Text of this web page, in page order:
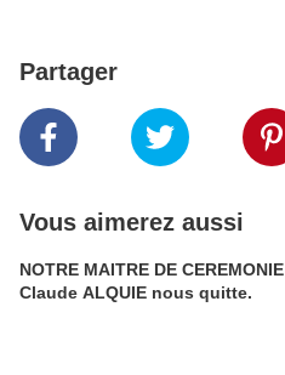
Partager
Vous aimerez aussi
NOTRE MAITRE DE CEREMONIE
Claude ALQUIE nous quitte.